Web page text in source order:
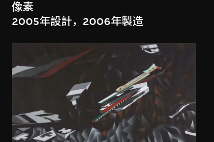
像素
2005年設計，2006年製造